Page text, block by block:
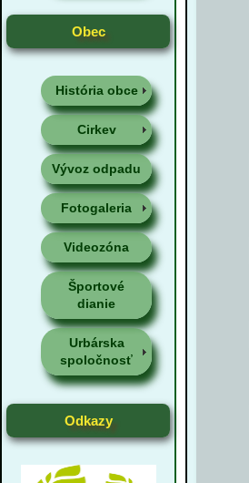
Obec
História obce
Cirkev
Vývoz odpadu
Fotogaleria
Videozóna
Športové
dianie
Urbárska
spoločnosť
Odkazy